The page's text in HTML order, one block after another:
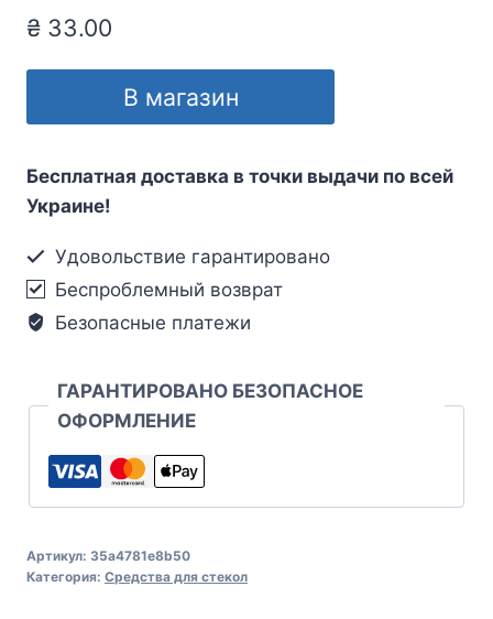
₴ 33.00
В магазин
Бесплатная доставка в точки выдачи по всей
Украине!
Удовольствие гарантировано
Беспроблемный возврат
Безопасные платежи
ГАРАНТИРОВАНО БЕЗОПАСНОЕ
ОФОРМЛЕНИЕ
Артикул: 35a4781e8b50
Категория: Средства для стекол